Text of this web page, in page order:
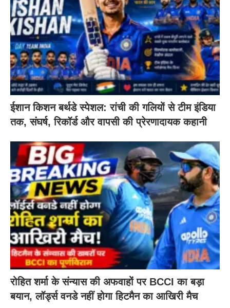
ईशान किशन बर्थडे स्पेशल: रांची की गलियों से टीम इंडिया
तक, संघर्ष, रिकॉर्ड और वापसी की प्रेरणादायक कहानी
रोहित शर्मा के संन्यास की अफवाहों पर BCCI का बड़ा
बयान, लॉर्ड्स वनडे नहीं होगा हिटमैन का आखिरी मैच